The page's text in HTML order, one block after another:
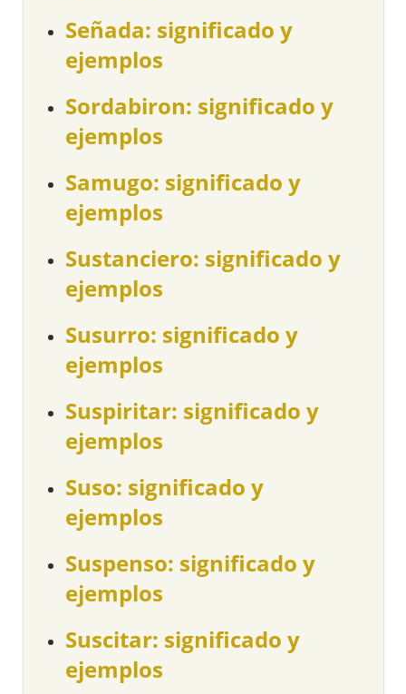
Señada: significado y
ejemplos
Sordabiron: significado y
ejemplos
Samugo: significado y
ejemplos
Sustanciero: significado y
ejemplos
Susurro: significado y
ejemplos
Suspiritar: significado y
ejemplos
Suso: significado y
ejemplos
Suspenso: significado y
ejemplos
Suscitar: significado y
ejemplos